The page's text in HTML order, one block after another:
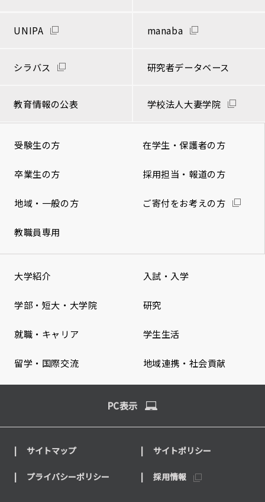
UNIPA manaba
シラバス 研究者データベース
教育情報の公表 学校法人大妻学院
受験生の方 在学生・保護者の方
卒業生の方 採用担当・報道の方
地域・一般の方 ご寄付をお考えの方
教職員専用
大学紹介 入試・入学
学部・短大・大学院 研究
就職・キャリア 学生生活
留学・国際交流 地域連携・社会貢献
PC表示
サイトマップ サイトポリシー
プライバシーポリシー 採用情報